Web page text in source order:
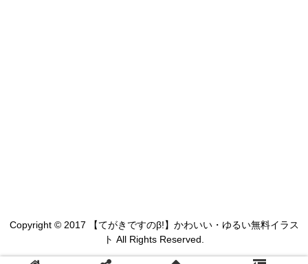
Copyright © 2017 【てがきですのβ!】かわいい・ゆるい無料イラス
ト All Rights Reserved.